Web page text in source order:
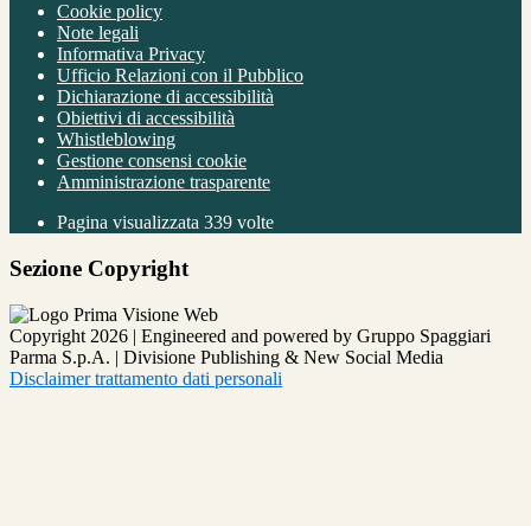
Cookie policy
Note legali
Informativa Privacy
Ufficio Relazioni con il Pubblico
Dichiarazione di accessibilità
Obiettivi di accessibilità
Whistleblowing
Gestione consensi cookie
Amministrazione trasparente
Pagina visualizzata 339 volte
Sezione Copyright
Copyright 2026 | Engineered and powered by Gruppo Spaggiari
Parma S.p.A. | Divisione Publishing & New Social Media
Disclaimer trattamento dati personali